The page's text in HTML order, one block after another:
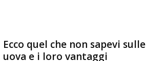
Ecco quel che non sapevi sulle
uova e i loro vantaggi